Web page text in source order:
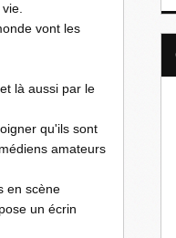
vont les
là aussi par le
qu'ils sont
amateurs
en scène
un écrin